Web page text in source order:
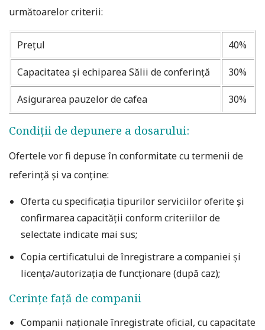
următoarelor criterii:
Prețul 40%
Capacitatea și echiparea Sălii de conferință 30%
Asigurarea pauzelor de cafea 30%
Condiții de depunere a dosarului:
Ofertele vor fi depuse în conformitate cu termenii de
referință și va conține:
Oferta cu specificația tipurilor serviciilor oferite și
confirmarea capacității conform criteriilor de
selectate indicate mai sus;
Copia certificatului de înregistrare a companiei și
licența/autorizația de funcționare (după caz);
Cerințe față de companii
Companii naţionale înregistrate oficial, cu capacitate